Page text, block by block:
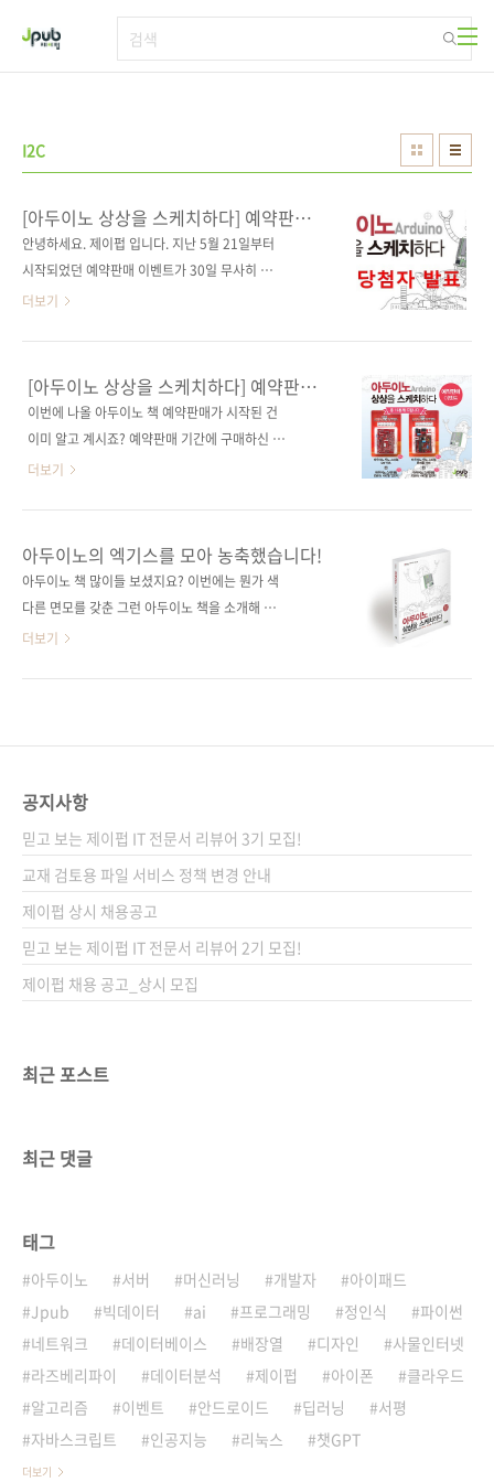
I2C
[아두이노 상상을 스케치하다] 예약판매
이벤트 당첨자 발표
안녕하세요. 제이펍 입니다. 지난 5월 21일부터
시작되었던 예약판매 이벤트가 30일 무사히 마
감되었습니다. 많이 성원해 주셨음에도 불구하
분들이 그렇게 많지 않았습니다. 다음에는 좀 더
쉽고 재밌는 이벤트를 할 수 있도록 준비해 보겠
습니다! 이제부터 당첨자를 발표하고자 합니다.
고자 공정하게 사다리 타기를 했습니다! 포털사
이트 다음에서 사다리게임으로 검색하면 나오는
순서대로, 결과는 완제품-DIY의 순서로 나열하
여 진행하였습니다. 그 결과... 두구두구두구! 당
첨되신 분들 축하합니다! 배송을 위해서 정보를
아래 공간에 입력을 ..
더보기
[아두이노 상상을 스케치하다] 예약판매
이벤트
이번에 나올 아두이노 책 예약판매가 시작된 건
이미 알고 계시죠? 예약판매 기간에 구매하신 분
중 10분께 아두이노 호환 보드를 드리는 이벤트
제공해 주신 아두이노 호환 보드 키트를 추첨하
여 드릴 예정이니 많은 응모를 부탁합니다. # 응
모 기간 : 2014-05-21 ~ 2014-05-30 # 당첨
얼 업로더 (5명) DIY 조립용 호환 보드 + USB
to 시리얼 업로더 (5명)) # 당첨자 발표 : 6월 첫
더보기
아두이노의 엑기스를 모아 농축했습니다!
아두이노 책 많이들 보셨지요? 이번에는 뭔가 색
다른 면모를 갖춘 그런 아두이노 책을 소개해 드
리고자 합니다. 아두이노로 할 수 있는 거의 모든
니다. 아두이노로 할 수 있는 것이 무엇이 있을까
각보다 많은 기능을 담을 수 있고 그 기능을 응용
하여 생활에 필요한 무엇부터 상상치 못했던 것
들까지 만들 수 있는 시대가 도래했습니다. 그 중
심에는 아두이노와 같은 오픈 소스 하드웨어가
있습니다. 무엇을 만들까에 대한 상상이 곁들여
지면 이제 생각..
더보기
공지사항
믿고 보는 제이펍 IT 전문서 리뷰어 3기 모집!
교재 검토용 파일 서비스 정책 변경 안내
제이펍 상시 채용공고
믿고 보는 제이펍 IT 전문서 리뷰어 2기 모집!
제이펍 채용 공고_상시 모집
최근 포스트
최근 댓글
태그
아두이노 서버 머신러닝 개발자
아이패드
Jpub
빅데이터 ai 프로그래밍 정인식
파이썬
네트워크
데이터베이스 배장열 디자인
사물인터넷
라즈베리파이
데이터분석 제이펍 아이폰
클라우드
알고리즘
이벤트 안드로이드 딥러닝
서평
자바스크립트
인공지능 리눅스 챗GPT
더보기